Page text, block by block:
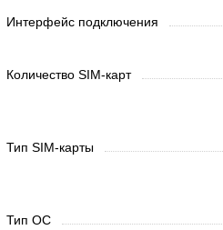
Интерфейс подключения
Количество SIM-карт
Тип SIM-карты
Тип ОС